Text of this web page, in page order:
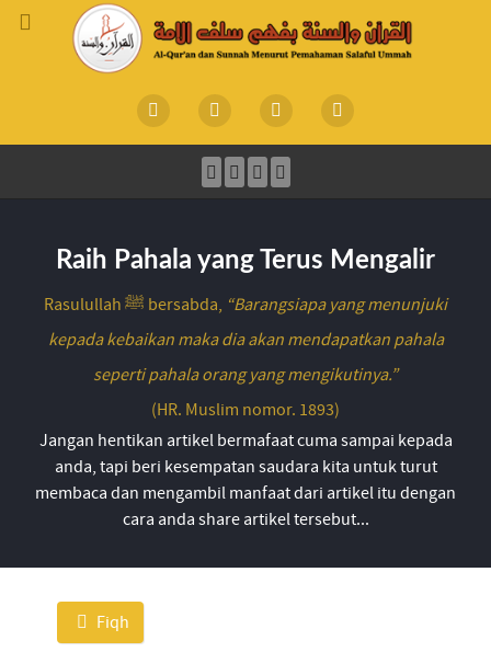
Raih Pahala yang Terus Mengalir
Rasulullah ﷺ bersabda, “Barangsiapa yang menunjuki
kepada kebaikan maka dia akan mendapatkan pahala
seperti pahala orang yang mengikutinya.”
(HR. Muslim nomor. 1893)
Jangan hentikan artikel bermafaat cuma sampai kepada
anda, tapi beri kesempatan saudara kita untuk turut
membaca dan mengambil manfaat dari artikel itu dengan
cara anda share artikel tersebut...
Fiqh